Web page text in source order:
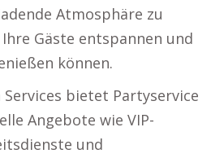
Atmosphäre zu
Gäste entspannen und
können.
bietet Partyservice
Angebote wie VIP-
und